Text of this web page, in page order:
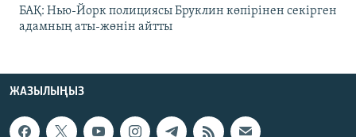
БАҚ: Нью-Йорк полициясы Бруклин көпірінен секірген
адамның аты-жөнін айтты
ЖАЗЫЛЫҢЫЗ